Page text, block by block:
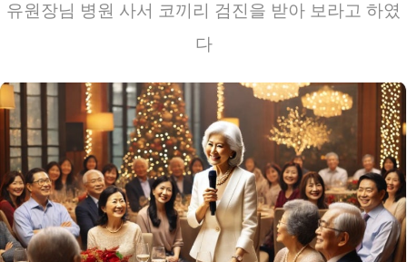
유원장님 병원 사서 코끼리 검진을 받아 보라고 하였
다